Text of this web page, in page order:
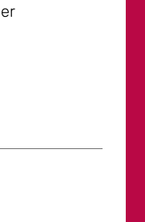
Beleuchtung)